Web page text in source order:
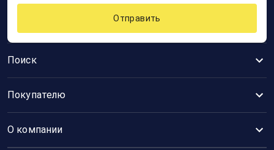
Поиск
Покупателю
О компании
Отправить